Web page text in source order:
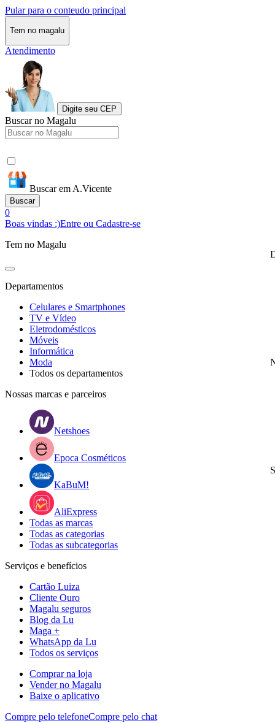
Pular para o conteudo principal
Tem no magalu
Atendimento
Digite seu CEP
Buscar no Magalu
Buscar em A.Vicente
Buscar
0
Boas vindas :)Entre ou Cadastre-se
Tem no Magalu
Departamentos
Celulares e Smartphones
TV e Vídeo
Eletrodomésticos
Móveis
Informática
Moda
Todos os departamentos
Nossas marcas e parceiros
Netshoes
Epoca Cosméticos
KaBuM!
AliExpress
Todas as marcas
Todas as categorias
Todas as subcategorias
Serviços e benefícios
Cartão Luiza
Cliente Ouro
Magalu seguros
Blog da Lu
Maga +
WhatsApp da Lu
Todos os serviços
Comprar na loja
Vender no Magalu
Baixe o aplicativo
Compre pelo telefoneCompre pelo chat